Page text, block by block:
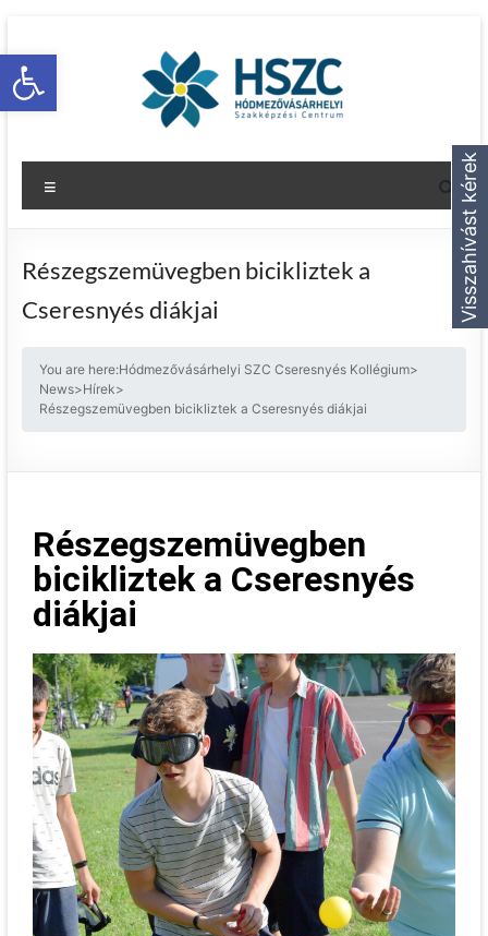
Eszköztár megnyitása
Részegszemüvegben bicikliztek a
Cseresnyés diákjai
You are here:Hódmezővásárhelyi SZC Cseresnyés Kollégium>
News>Hírek>
Részegszemüvegben bicikliztek a Cseresnyés diákjai
Részegszemüvegben
bicikliztek a Cseresnyés
diákjai
Visszahívást kérek